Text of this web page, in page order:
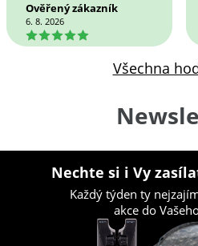
Ověřený zákazník
6. 8. 2026
5
Všechna
Nechte si i Vy
Každý týden ty
akce do